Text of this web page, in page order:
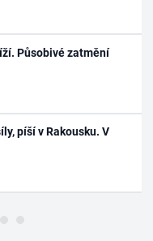
Působivé zatmění
píší v Rakousku. V